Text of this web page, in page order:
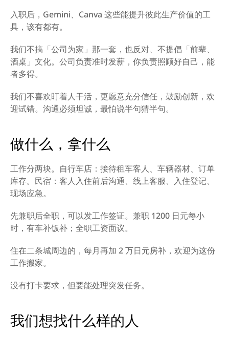
入职后，Gemini、Canva 这些能提升彼此生产价值的工
具，该有都有。
我们不搞「公司为家」那一套，也反对、不提倡「前辈、
酒桌」文化。公司负责准时发薪，你负责照顾好自己，能
者多得。
我们不喜欢盯着人干活，更愿意充分信任，鼓励创新，欢
迎试错。沟通必须坦诚，最怕说半句猜半句。
做什么，拿什么
工作分两块。自行车店：接待租车客人、车辆器材、订单
库存。民宿：客人入住前后沟通、线上客服、入住登记、
现场应急。
先兼职后全职，可以发工作签证。兼职 1200 日元每小
时，有车补饭补；全职工资面议。
住在二条城周边的，每月再加 2 万日元房补，欢迎为这份
工作搬家。
没有打卡要求，但要能处理突发任务。
我们想找什么样的人